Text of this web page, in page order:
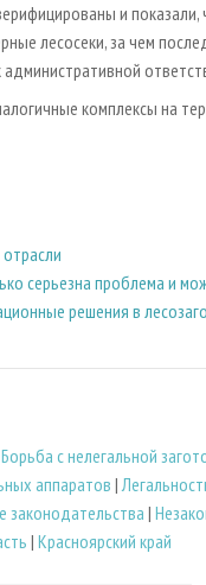
и
лесосеки, за чем
комплексы на
серьезна проблема и
решения в
Борьба с нелегальной
аппаратов |
законодательства |
| Красноярский край